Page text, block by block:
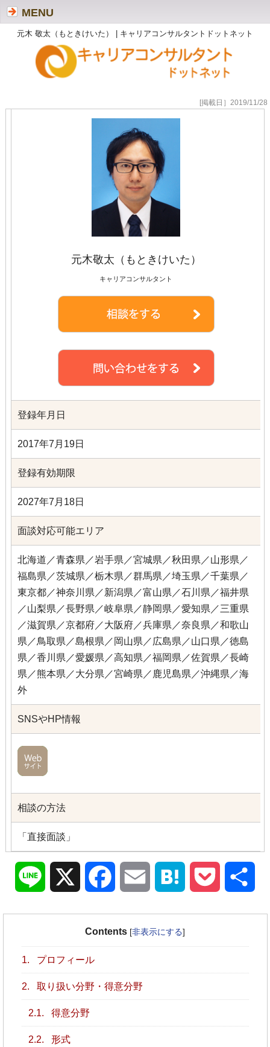
元木 敬太（もときけいた） | キャリアコンサルタントドットネット
MENU
[掲載日］2019/11/28
元木敬太（もときけいた）
キャリアコンサルタント
登録年月日
2017年7月19日
登録有効期限
2027年7月18日
面談対応可能エリア
北海道／青森県／岩手県／宮城県／秋田県／山形県／
福島県／茨城県／栃木県／群馬県／埼玉県／千葉県／
東京都／神奈川県／新潟県／富山県／石川県／福井県
／山梨県／長野県／岐阜県／静岡県／愛知県／三重県
／滋賀県／京都府／大阪府／兵庫県／奈良県／和歌山
県／鳥取県／島根県／岡山県／広島県／山口県／徳島
県／香川県／愛媛県／高知県／福岡県／佐賀県／長崎
県／熊本県／大分県／宮崎県／鹿児島県／沖縄県／海
外
SNSやHP情報
相談の方法
「直接面談」
Line Facebook Email Hatena Pocket
Contents [非表示にする]
1. プロフィール
2. 取り扱い分野・得意分野
2.1. 得意分野
2.2. 形式